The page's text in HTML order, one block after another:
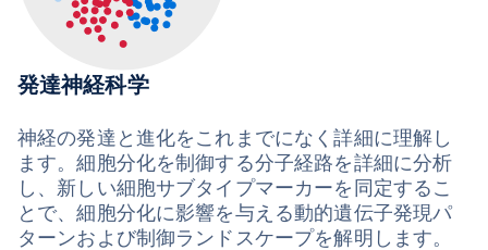
発達神経科学
神経の発達と進化をこれまでになく詳細に理解し
ます。細胞分化を制御する分子経路を詳細に分析
し、新しい細胞サブタイプマーカーを同定するこ
とで、細胞分化に影響を与える動的遺伝子発現パ
ターンおよび制御ランドスケープを解明します。